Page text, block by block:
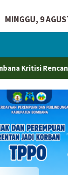
MINGGU, 9
Penggunaan